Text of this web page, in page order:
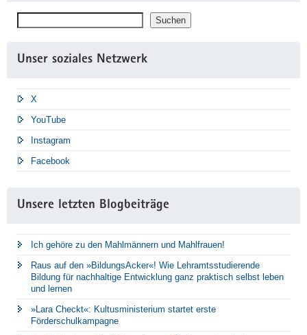
Suchen Suchen
Unser soziales Netzwerk
X
YouTube
Instagram
Facebook
Unsere letzten Blogbeiträge
Ich gehöre zu den Mahlmännern und Mahlfrauen!
Raus auf den »BildungsAcker«! Wie Lehramtsstudierende
Bildung für nachhaltige Entwicklung ganz praktisch selbst leben
und lernen
»Lara Checkt«: Kultusministerium startet erste
Förderschulkampagne